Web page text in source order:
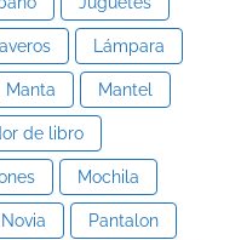
Lámpara
Manta Mantel
de libro
Mochila
Novia Pantalon